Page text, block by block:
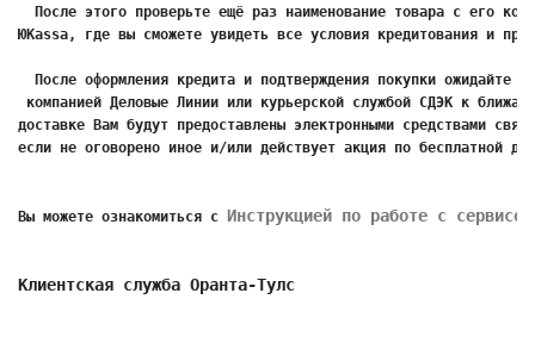
После этого проверьте ещё раз наименование товара с его
ЮKassa, где вы сможете увидеть все условия кредитования и
После оформления кредита и подтверждения покупки ожидайте
компанией Деловые Линии или курьерской службой СДЭК к
доставке Вам будут предоставлены электронными средствами
если не оговорено иное и/или действует акция по бесплатной
Вы можете ознакомиться с Инструкцией по работе с
Клиентская служба Оранта-Тулс